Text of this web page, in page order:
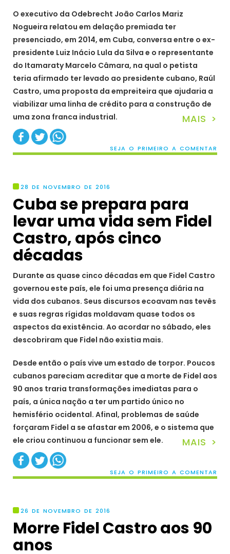
O executivo da Odebrecht João Carlos Mariz
Nogueira relatou em delação premiada ter
presenciado, em 2014, em Cuba, conversa entre o ex-
presidente Luiz Inácio Lula da Silva e o representante
do Itamaraty Marcelo Câmara, na qual o petista
teria afirmado ter levado ao presidente cubano, Raúl
Castro, uma proposta da empreiteira que ajudaria a
viabilizar uma linha de crédito para a construção de
uma zona franca industrial.
MAIS >
SEJA O PRIMEIRO A COMENTAR
28 DE NOVEMBRO DE 2016
Cuba se prepara para
levar uma vida sem Fidel
Castro, após cinco
décadas
Durante as quase cinco décadas em que Fidel Castro
governou este país, ele foi uma presença diária na
vida dos cubanos. Seus discursos ecoavam nas tevês
e suas regras rígidas moldavam quase todos os
aspectos da existência. Ao acordar no sábado, eles
descobriram que Fidel não existia mais.
Desde então o país vive um estado de torpor. Poucos
cubanos pareciam acreditar que a morte de Fidel aos
90 anos traria transformações imediatas para o
país, a única nação a ter um partido único no
hemisfério ocidental. Afinal, problemas de saúde
forçaram Fidel a se afastar em 2006, e o sistema que
ele criou continuou a funcionar sem ele.
MAIS >
SEJA O PRIMEIRO A COMENTAR
26 DE NOVEMBRO DE 2016
Morre Fidel Castro aos 90
anos